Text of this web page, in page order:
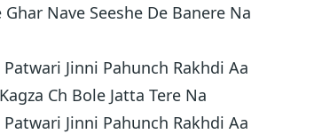
Ghar Nave Seeshe De Banere Na
Patwari Jinni Pahunch Rakhdi Aa
Ch Bole Jatta Tere Na
Patwari Jinni Pahunch Rakhdi Aa